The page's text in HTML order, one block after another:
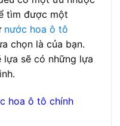
tìm được một
nước hoa ô tô
chọn là của bạn.
lựa sẽ có những lựa
hoa ô tô chính